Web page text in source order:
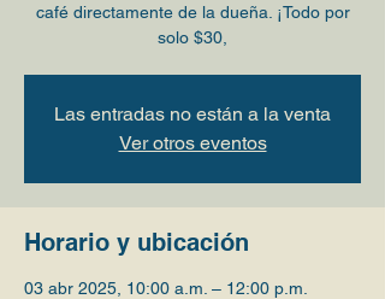
café directamente de la dueña. ¡Todo por
solo $30,
Las entradas no están a la venta
Ver otros eventos
Horario y ubicación
03 abr 2025, 10:00 a.m. – 12:00 p.m.